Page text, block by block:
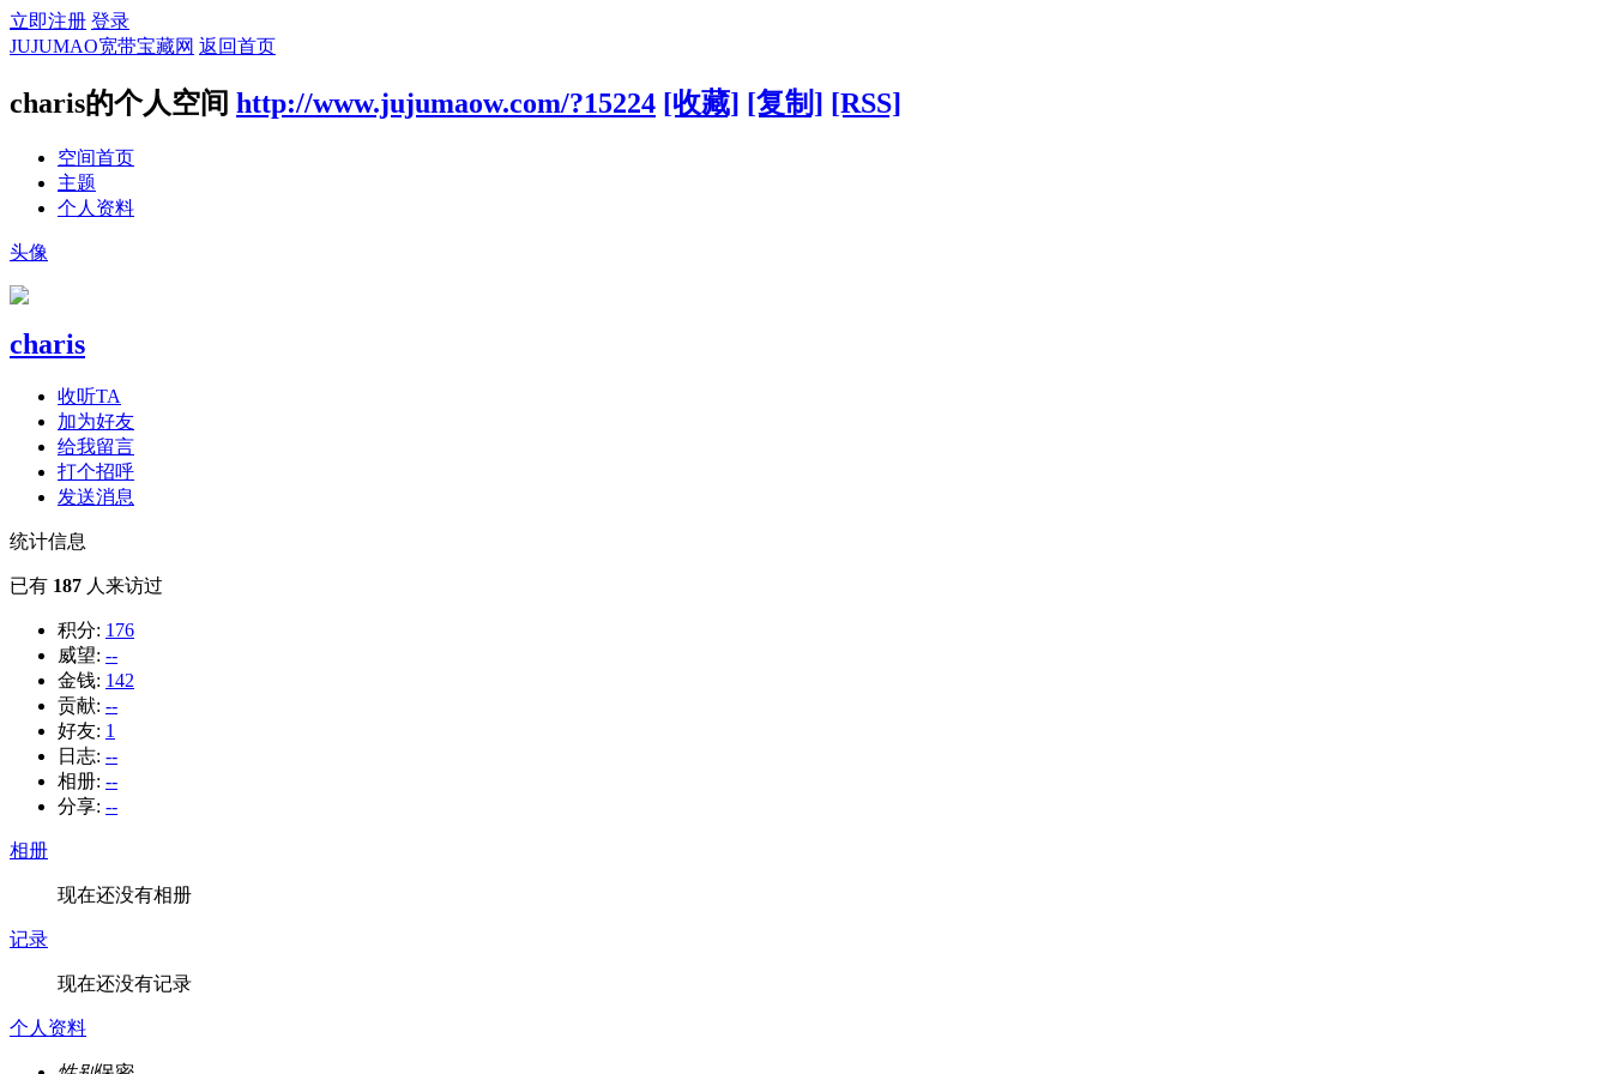
立即注册 登录
JUJUMAO宽带宝藏网 返回首页
charis的个人空间 http://www.jujumaow.com/?15224 [收藏] [复制] [RSS]
空间首页
主题
个人资料
头像
charis
收听TA
加为好友
给我留言
打个招呼
发送消息
统计信息
已有 187 人来访过
积分: 176
威望: --
金钱: 142
贡献: --
好友: 1
日志: --
相册: --
分享: --
相册
现在还没有相册
记录
现在还没有记录
个人资料